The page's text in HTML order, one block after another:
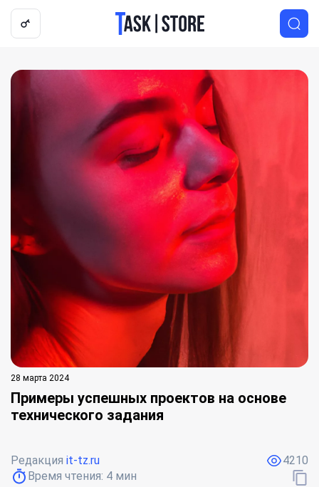
Логотип
28 марта 2024
Примеры успешных проектов на основе
технического задания
Редакция it-tz.ru
Время чтения: 4 мин
4210